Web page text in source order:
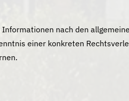
nach den
einer konkreten